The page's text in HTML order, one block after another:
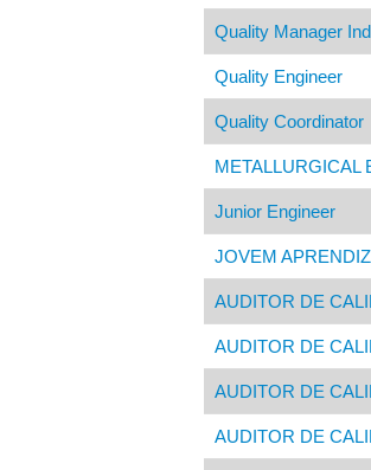
Quality Manager
Quality Engineer
Quality Coordinator
METALLURGICAL
Junior Engineer
JOVEM APRENDIZ
AUDITOR DE
AUDITOR DE
AUDITOR DE
AUDITOR DE